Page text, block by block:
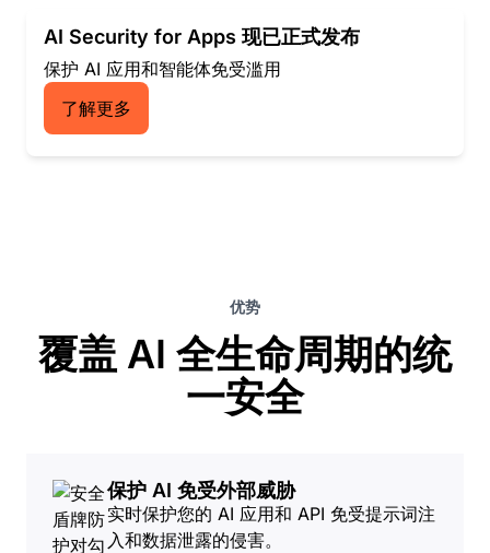
AI Security for Apps 现已正式发布
保护 AI 应用和智能体免受滥用
了解更多
优势
覆盖 AI 全生命周期的统
一安全
保护 AI 免受外部威胁
实时保护您的 AI 应用和 API 免受提示词注
入和数据泄露的侵害。